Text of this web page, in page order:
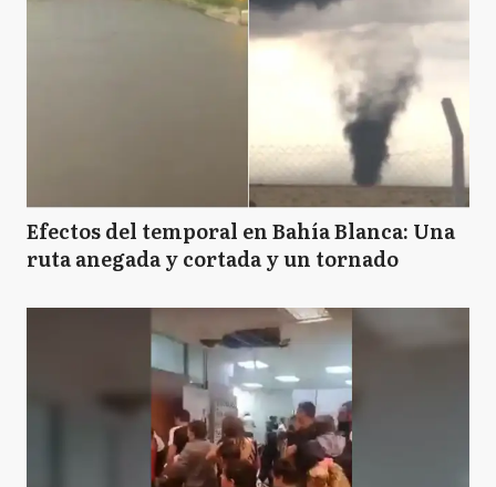
Efectos del temporal en Bahía Blanca: Una
ruta anegada y cortada y un tornado